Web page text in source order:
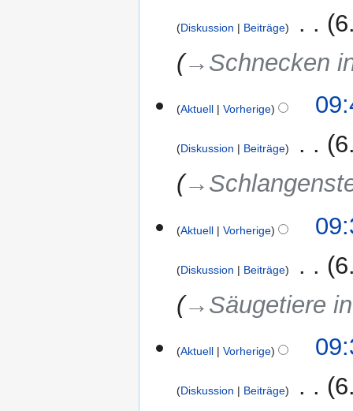
Diskussion Beiträge
→‎Schnecken
Aktuell Vorherige
Diskussion Beiträge
Aktuell Vorherige
Diskussion Beiträge
→‎Säugetiere
Aktuell Vorherige
Diskussion Beiträge